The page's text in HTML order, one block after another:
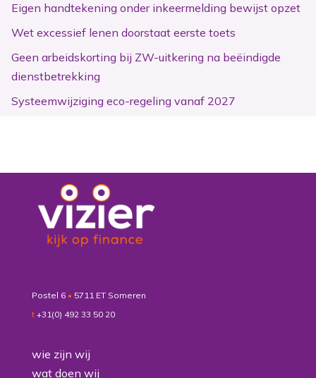
Eigen handtekening onder inkeermelding bewijst opzet
Wet excessief lenen doorstaat eerste toets
Geen arbeidskorting bij ZW-uitkering na beëindigde
dienstbetrekking
Systeemwijziging eco-regeling vanaf 2027
Postel 6 • 5711 ET Someren
t +31(0) 492 33 50 20
wie zijn wij
wat doen wij